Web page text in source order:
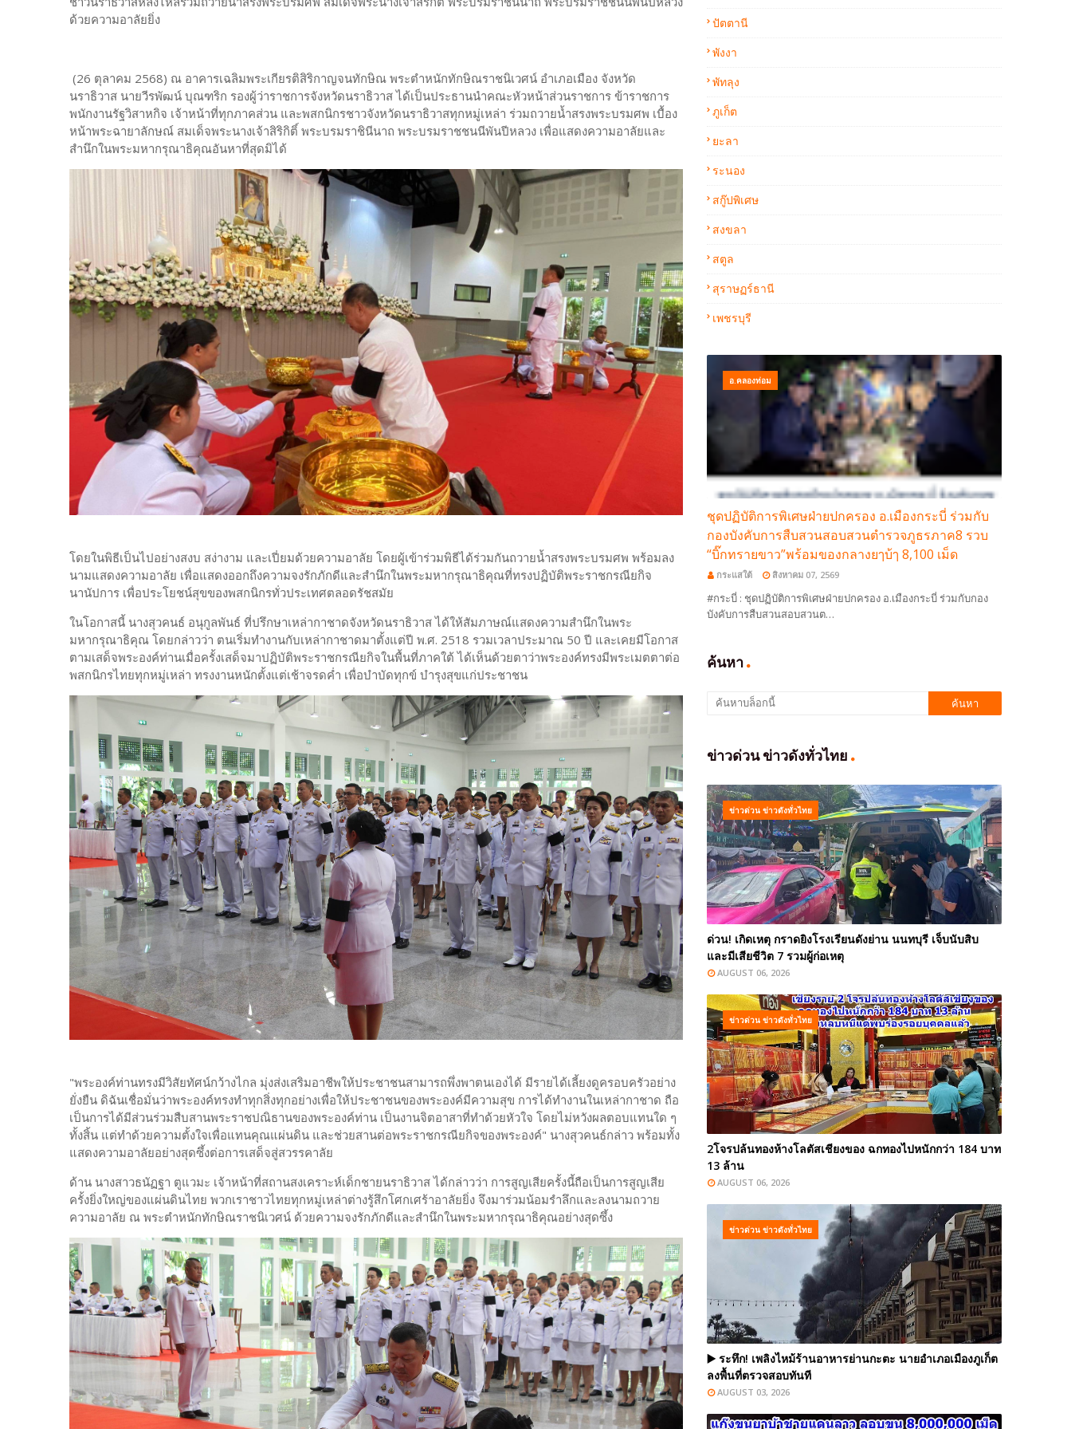
ด้วยความอาลัยยิ่ง
(26 ตุลาคม 2568) ณ อาคารเฉลิมพระเกียรติสิริกาญจนทักษิณ พระตำหนักทักษิณราชนิเวศน์ อำเภอเมือง จังหวัด
นราธิวาส นายวีรพัฒน์ บุณฑริก รองผู้ว่าราชการจังหวัดนราธิวาส ได้เป็นประธานนำคณะหัวหน้าส่วนราชการ ข้าราชการ
พนักงานรัฐวิสาหกิจ เจ้าหน้าที่ทุกภาคส่วน และพสกนิกรชาวจังหวัดนราธิวาสทุกหมู่เหล่า ร่วมถวายน้ำสรงพระบรมศพ เบื้อง
หน้าพระฉายาลักษณ์ สมเด็จพระนางเจ้าสิริกิติ์ พระบรมราชินีนาถ พระบรมราชชนนีพันปีหลวง เพื่อแสดงความอาลัยและ
สำนึกในพระมหากรุณาธิคุณอันหาที่สุดมิได้
โดยในพิธีเป็นไปอย่างสงบ สง่างาม และเปี่ยมด้วยความอาลัย โดยผู้เข้าร่วมพิธีได้ร่วมกันถวายน้ำสรงพระบรมศพ พร้อมลง
นามแสดงความอาลัย เพื่อแสดงออกถึงความจงรักภักดีและสำนึกในพระมหากรุณาธิคุณที่ทรงปฏิบัติพระราชกรณียกิจ
นานัปการ เพื่อประโยชน์สุขของพสกนิกรทั่วประเทศตลอดรัชสมัย
ในโอกาสนี้ นางสุวคนธ์ อนุกูลพันธ์ ที่ปรึกษาเหล่ากาชาดจังหวัดนราธิวาส ได้ให้สัมภาษณ์แสดงความสำนึกในพระ
มหากรุณาธิคุณ โดยกล่าวว่า ตนเริ่มทำงานกับเหล่ากาชาดมาตั้งแต่ปี พ.ศ. 2518 รวมเวลาประมาณ 50 ปี และเคยมีโอกาส
ตามเสด็จพระองค์ท่านเมื่อครั้งเสด็จมาปฏิบัติพระราชกรณียกิจในพื้นที่ภาคใต้ ได้เห็นด้วยตาว่าพระองค์ทรงมีพระเมตตาต่อ
พสกนิกรไทยทุกหมู่เหล่า ทรงงานหนักตั้งแต่เช้าจรดค่ำ เพื่อบำบัดทุกข์ บำรุงสุขแก่ประชาชน
"พระองค์ท่านทรงมีวิสัยทัศน์กว้างไกล มุ่งส่งเสริมอาชีพให้ประชาชนสามารถพึ่งพาตนเองได้ มีรายได้เลี้ยงดูครอบครัวอย่าง
ยั่งยืน ดิฉันเชื่อมั่นว่าพระองค์ทรงทำทุกสิ่งทุกอย่างเพื่อให้ประชาชนของพระองค์มีความสุข การได้ทำงานในเหล่ากาชาด ถือ
เป็นการได้มีส่วนร่วมสืบสานพระราชปณิธานของพระองค์ท่าน เป็นงานจิตอาสาที่ทำด้วยหัวใจ โดยไม่หวังผลตอบแทนใด ๆ
ทั้งสิ้น แต่ทำด้วยความตั้งใจเพื่อแทนคุณแผ่นดิน และช่วยสานต่อพระราชกรณียกิจของพระองค์" นางสุวคนธ์กล่าว พร้อมทั้ง
แสดงความอาลัยอย่างสุดซึ้งต่อการเสด็จสู่สวรรคาลัย
ด้าน นางสาวธนัฏฐา ตูแวมะ เจ้าหน้าที่สถานสงเคราะห์เด็กชายนราธิวาส ได้กล่าวว่า การสูญเสียครั้งนี้ถือเป็นการสูญเสีย
ครั้งยิ่งใหญ่ของแผ่นดินไทย พวกเราชาวไทยทุกหมู่เหล่าต่างรู้สึกโศกเศร้าอาลัยยิ่ง จึงมาร่วมน้อมรำลึกและลงนามถวาย
ความอาลัย ณ พระตำหนักทักษิณราชนิเวศน์ ด้วยความจงรักภักดีและสำนึกในพระมหากรุณาธิคุณอย่างสุดซึ้ง
ปัตตานี
พังงา
พัทลุง
ภูเก็ต
ยะลา
ระนอง
สกู๊ปพิเศษ
สงขลา
สตูล
สุราษฏร์ธานี
เพชรบุรี
อ.คลองท่อม
ชุดปฏิบัติการพิเศษฝ่ายปกครอง อ.เมืองกระบี่ ร่วมกับ
กองบังคับการสืบสวนสอบสวนตำรวจภูธรภาค8 รวบ
“บิ๊กทรายขาว”พร้อมของกลางยๅบ้ๅ 8,100 เม็ด
กระแสใต้ สิงหาคม 07, 2569
#กระบี่ : ชุดปฏิบัติการพิเศษฝ่ายปกครอง อ.เมืองกระบี่ ร่วมกับกอง
บังคับการสืบสวนสอบสวนต…
ค้นหา
ข่าวด่วน ข่าวดังทั่วไทย
ข่าวด่วน ข่าวดังทั่วไทย
ด่วน! เกิดเหตุ กราดยิงโรงเรียนดังย่าน นนทบุรี เจ็บนับสิบ
และมีเสียชีวิต 7 รวมผู้ก่อเหตุ
AUGUST 06, 2026
ข่าวด่วน ข่าวดังทั่วไทย
2โจรปล้นทองห้างโลตัสเชียงของ ฉกทองไปหนักกว่า 184 บาท
13 ล้าน
AUGUST 06, 2026
ข่าวด่วน ข่าวดังทั่วไทย
▶️ ระทึก! เพลิงไหม้ร้านอาหารย่านกะตะ นายอำเภอเมืองภูเก็ต
ลงพื้นที่ตรวจสอบทันที
AUGUST 03, 2026